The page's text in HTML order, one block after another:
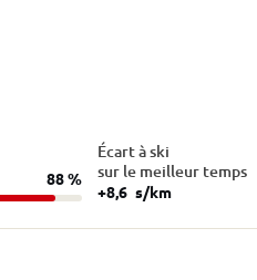
88 %
Écart à ski
sur le meilleur temps
+8,6 s/km